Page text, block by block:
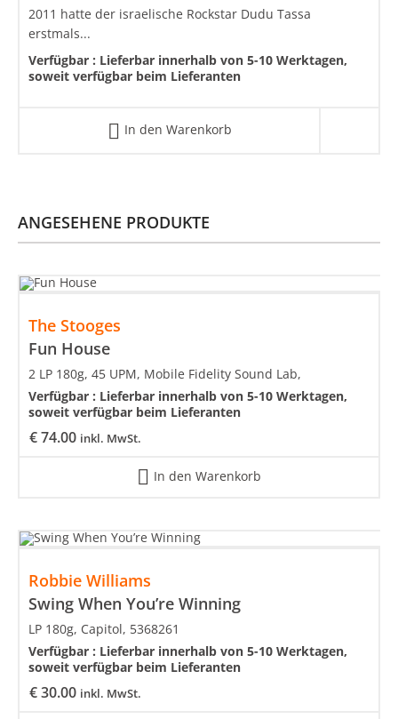
2011 hatte der israelische Rockstar Dudu Tassa
erstmals...
Verfügbar : Lieferbar innerhalb von 5-10 Werktagen,
soweit verfügbar beim Lieferanten
In den Warenkorb
ANGESEHENE PRODUKTE
The Stooges
Fun House
€74.00 inkl. MwSt.
2 LP 180g, 45 UPM, Mobile Fidelity Sound Lab,
Verfügbar : Lieferbar innerhalb von 5-10 Werktagen,
soweit verfügbar beim Lieferanten
In den Warenkorb
Robbie Williams
Swing When You’re Winning
€30.00 inkl. MwSt.
LP 180g, Capitol, 5368261
Verfügbar : Lieferbar innerhalb von 5-10 Werktagen,
soweit verfügbar beim Lieferanten